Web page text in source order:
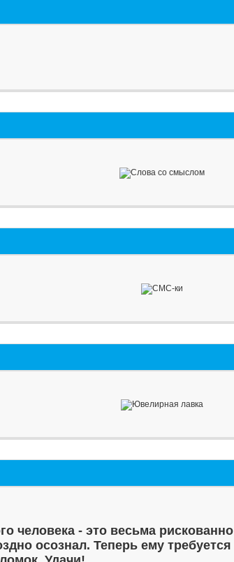
человека - это весьма рискованно
осознал. Теперь ему требуется